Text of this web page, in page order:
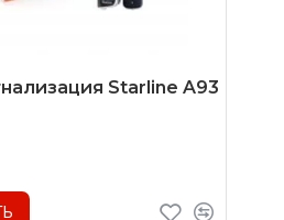
Starline A93